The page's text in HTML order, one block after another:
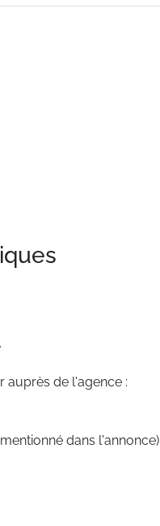
auprès de l'agence :
dans l'annonce)